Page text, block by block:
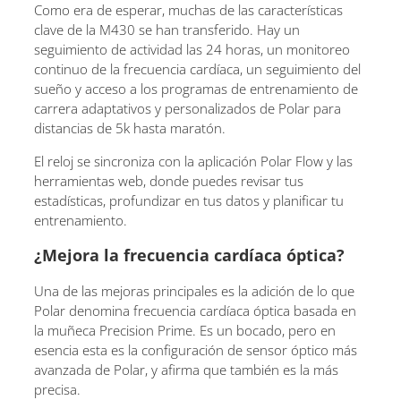
Como era de esperar, muchas de las características
clave de la M430 se han transferido. Hay un
seguimiento de actividad las 24 horas, un monitoreo
continuo de la frecuencia cardíaca, un seguimiento del
sueño y acceso a los programas de entrenamiento de
carrera adaptativos y personalizados de Polar para
distancias de 5k hasta maratón.
El reloj se sincroniza con la aplicación Polar Flow y las
herramientas web, donde puedes revisar tus
estadísticas, profundizar en tus datos y planificar tu
entrenamiento.
¿Mejora la frecuencia cardíaca óptica?
Una de las mejoras principales es la adición de lo que
Polar denomina frecuencia cardíaca óptica basada en
la muñeca Precision Prime. Es un bocado, pero en
esencia esta es la configuración de sensor óptico más
avanzada de Polar, y afirma que también es la más
precisa.